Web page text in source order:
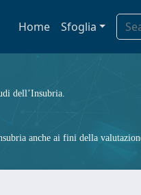
Home Sfoglia
dell’Insubria.
anche ai fini della